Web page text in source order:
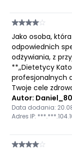
Jako osoba, która
odpowiednich
odżywiania, z
**„Dietetycy
profesjonalnych
Twoje cele
Autor: Daniel_80
Data dodania:
Adres IP: